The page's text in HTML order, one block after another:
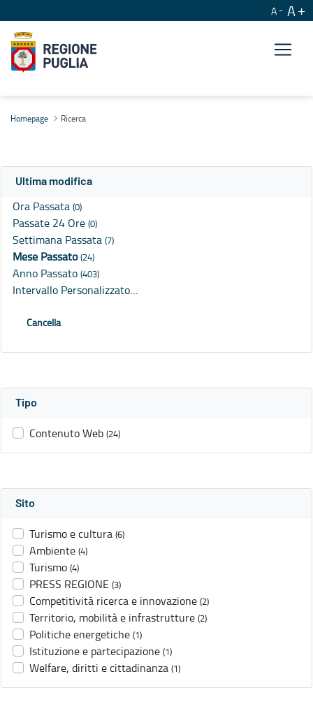
A A
Homepage Ricerca
Ultima modifica
Ora Passata (0)
Passate 24 Ore (0)
Settimana Passata (7)
Mese Passato(24)
Anno Passato (403)
Intervallo Personalizzato…
Cancella
Tipo
Contenuto Web (24)
Sito
Turismo e cultura (6)
Ambiente (4)
Turismo (4)
PRESS REGIONE (3)
Competitività ricerca e innovazione (2)
Territorio, mobilità e infrastrutture (2)
Politiche energetiche (1)
Istituzione e partecipazione (1)
Welfare, diritti e cittadinanza (1)